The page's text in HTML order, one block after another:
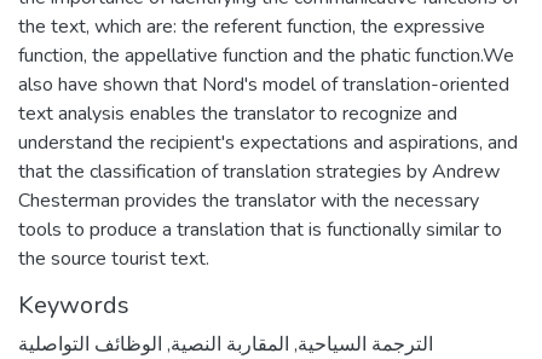
the text, which are: the referent function, the expressive
function, the appellative function and the phatic function.We
also have shown that Nord's model of translation-oriented
text analysis enables the translator to recognize and
understand the recipient's expectations and aspirations, and
that the classification of translation strategies by Andrew
Chesterman provides the translator with the necessary
tools to produce a translation that is functionally similar to
the source tourist text.
Keywords
الترجمة السياحية, المقاربة النصية, الوظائف التواصلية